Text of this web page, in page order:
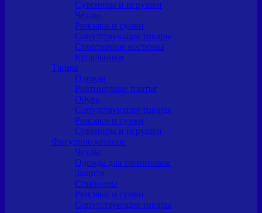
Сувениры и игрушки
Чехлы
Рюкзаки и сумки
Сопутствующие товары
Спортивные костюмы
Купальники
Танцы
Одежда
Рейтинговые платья
Обувь
Сопутствующие товары
Рюкзаки и сумки
Сувениры и игрушки
Фигурное катание
Чехлы
Одежда для тренировок
Защита
Спиннеры
Рюкзаки и сумки
Сопутствующие товары